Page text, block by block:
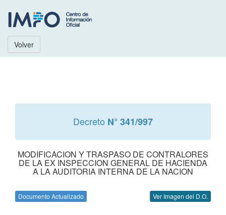
Volver
Decreto N° 341/997
MODIFICACION Y TRASPASO DE CONTRALORES
DE LA EX INSPECCION GENERAL DE HACIENDA
A LA AUDITORIA INTERNA DE LA NACION
Documento Actualizado Ver Imagen del D.O.